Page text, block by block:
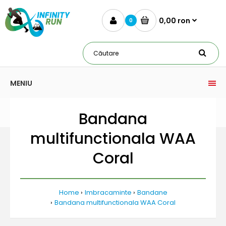
0 0,00 ron
MENIU
Bandana
multifunctionala WAA
Coral
Home Imbracaminte
Bandane
Bandana multifunctionala WAA Coral